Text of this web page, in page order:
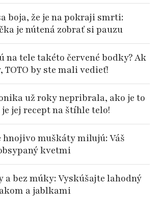
boja, že je na pokraji smrti:
je nútená zobrať si pauzu
na tele takéto červené bodky? Ak
TOTO by ste mali vedieť!
už roky nepribrala, ako je to
je jej recept na štíhle telo!
hnojivo muškáty milujú: Váš
kvetmi
a bez múky: Vyskúšajte lahodný
a jablkami